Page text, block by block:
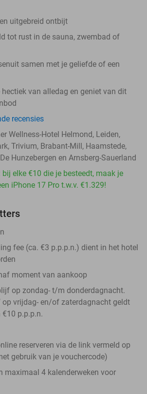
uitgebreid ontbijt
tot rust in de sauna, zwembad of
samen met je geliefde of een
van alledag en geniet van dit
recensies
Wellness-Hotel Helmond, Leiden,
Trivium, Brabant-Mill, Haamstede,
Hunzebergen en Arnsberg-Sauerland
elke €10 die je besteedt, maak je
iPhone 17 Pro t.w.v. €1.329!
fee (ca. €3 p.p.p.n.) dient in het hotel
moment van aankoop
op zondag- t/m donderdagnacht.
op vrijdag- en/of zaterdagnacht geldt
€10 p.p.p.n.
reserveren via de link vermeld op
gebruik van je vouchercode)
maximaal 4 kalenderweken voor